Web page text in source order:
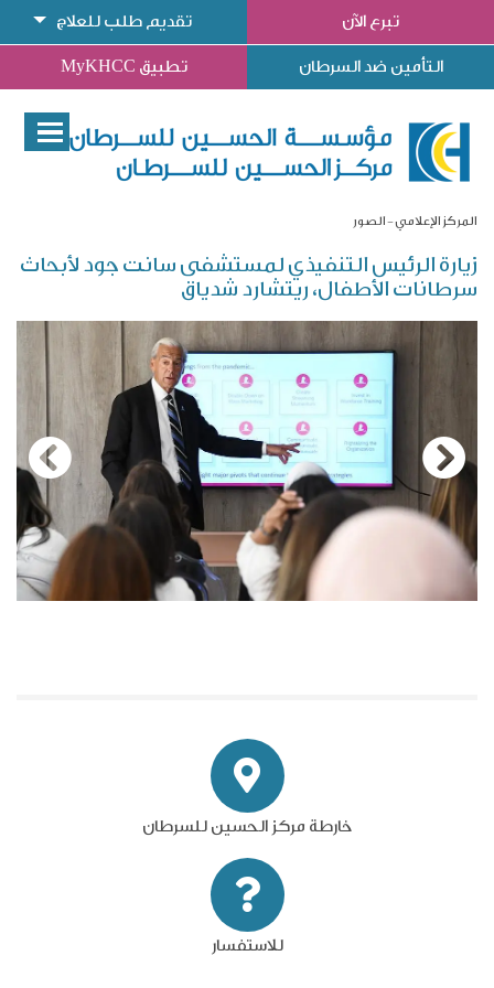
تبرع الآن تقديم طلب للعلاج
التأمين ضد السرطان تطبيق MyKHCC
المركز الإعلامي الصور
زيارة الرئيس التنفيذي لمستشفى سانت جود لأبحاث
سرطانات الأطفال، ريتشارد شدياق
خارطة مركز الحسين للسرطان
للاستفسار